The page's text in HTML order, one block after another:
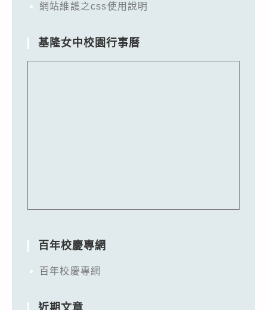
網站維護之css使用說明
基隆女中校園行事曆
百年校慶專網
百年校慶專網
近期文章